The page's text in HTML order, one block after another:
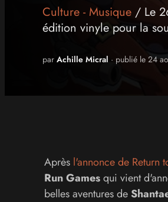
Culture - Musique / Le
édition vinyle pour la
par Achille Micral · publié le 24
Après l'annonce de Return
Run Gamesqui vient
belles aventures de